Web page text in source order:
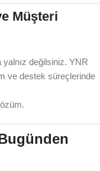
Müşteri
değilsiniz. YNR
ve destek süreçlerinde